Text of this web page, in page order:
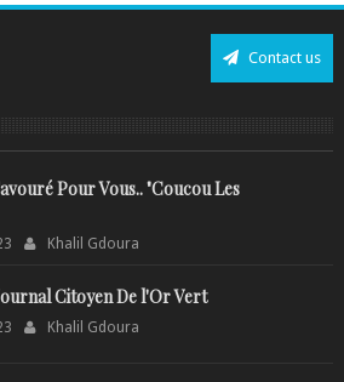
Contact us
Pour Vous.. "Coucou Les
Khalil Gdoura
Citoyen De l'Or Vert
Khalil Gdoura